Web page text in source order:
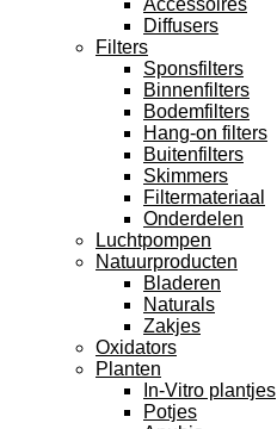
Accessoires
Diffusers
Filters
Sponsfilters
Binnenfilters
Bodemfilters
Hang-on filters
Buitenfilters
Skimmers
Filtermateriaal
Onderdelen
Luchtpompen
Natuurproducten
Bladeren
Naturals
Zakjes
Oxidators
Planten
In-Vitro plantjes
Potjes